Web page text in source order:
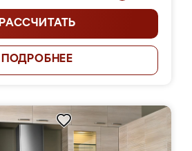
РАССЧИТАТЬ
ПОДРОБНЕЕ